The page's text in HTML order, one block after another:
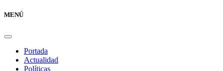
MENÚ
Portada
Actualidad
Políticas